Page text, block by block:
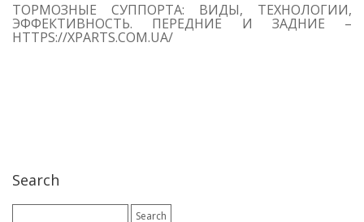
ТОРМОЗНЫЕ СУППОРТА: ВИДЫ, ТЕХНОЛОГИИ,
ЭФФЕКТИВНОСТЬ. ПЕРЕДНИЕ И ЗАДНИЕ –
HTTPS://XPARTS.COM.UA/
Search